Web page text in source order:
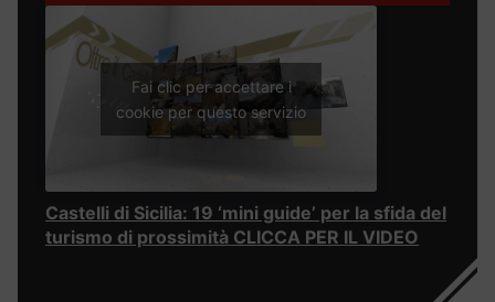
Fai clic per accettare i
cookie per questo servizio
Castelli di Sicilia: 19 ‘mini guide’ per la sfida del
turismo di prossimità CLICCA PER IL VIDEO